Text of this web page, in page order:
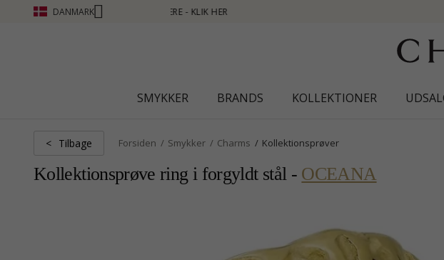
DANMARK
SMYKKER BRANDS KOLLEKTIONER
< Tilbage Forsiden Smykker Charms Kollektionsprøver
Kollektionsprøve ring i forgyldt stål - OCEANA